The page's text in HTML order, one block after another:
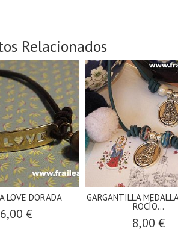
Relacionados
LOVE DORADA
6,00 €
GARGANTILLA
ROCÍO...
8,00 €